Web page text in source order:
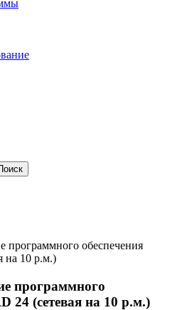
программного обеспечения
на 10 р.м.)
программного
24 (сетевая на 10 р.м.)